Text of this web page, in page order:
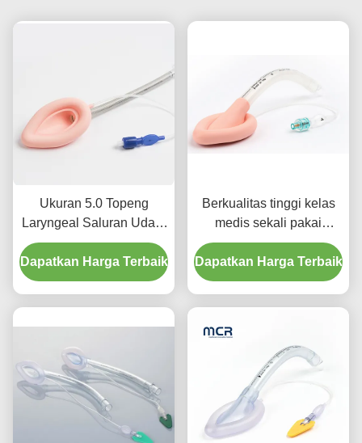
Ukuran 5.0 Topeng
Laryngeal Saluran Udara
Saluran Udara Laryngeal
Silicone untuk
Penggunaan Dewasa
Dapatkan Harga Terbaik
Berkualitas tinggi kelas
medis sekali pakai
Silicone Laryngeal Mask
Intubasi LMA Tubing
Dapatkan Harga Terbaik